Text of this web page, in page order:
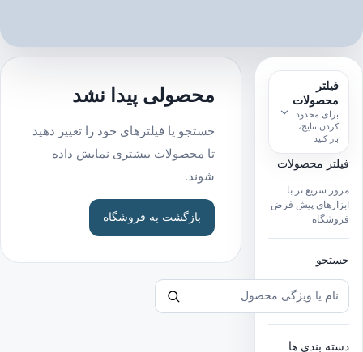
فیلتر
محصولات
برای محدود
کردن نتایج،
باز کنید
فیلتر محصولات
مرور سریع تر با
ابزارهای پیش فرض
فروشگاه
جستجو
جستجوی
محصول
جستجو
دسته بندی ها
محصولی پیدا نشد
جستجو یا فیلترهای خود را تغییر دهید
تا محصولات بیشتری نمایش داده
شوند.
بازگشت به فروشگاه